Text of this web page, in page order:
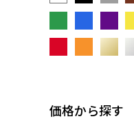
価格から探す